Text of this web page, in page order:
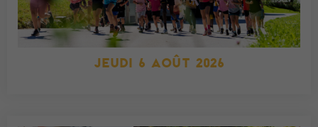
JEUDI 6 AOÛT 2026